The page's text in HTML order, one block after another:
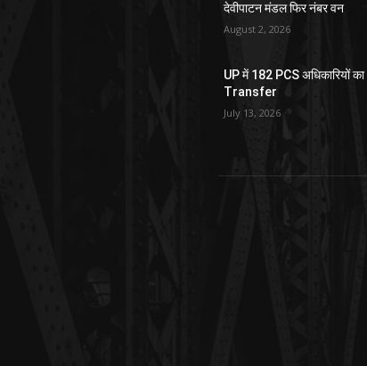
देवीपाटन मंडल फिर नंबर वन
August 2, 2026
UP में 182 PCS अधिकारियों का
Transfer
July 13, 2026